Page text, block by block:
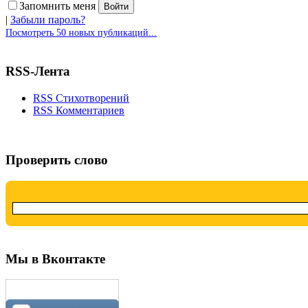
Запомнить меня
| Забыли пароль?
Посмотреть 50 новых публикаций...
RSS-Лента
RSS Стихотворений
RSS Комментариев
Проверить слово
Мы в Вконтакте